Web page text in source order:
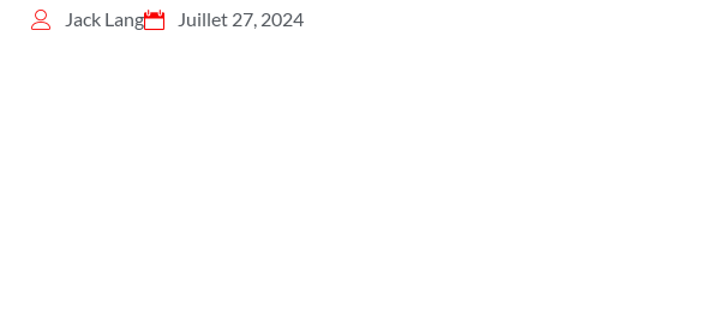
Jack Lang Juillet 27, 2024